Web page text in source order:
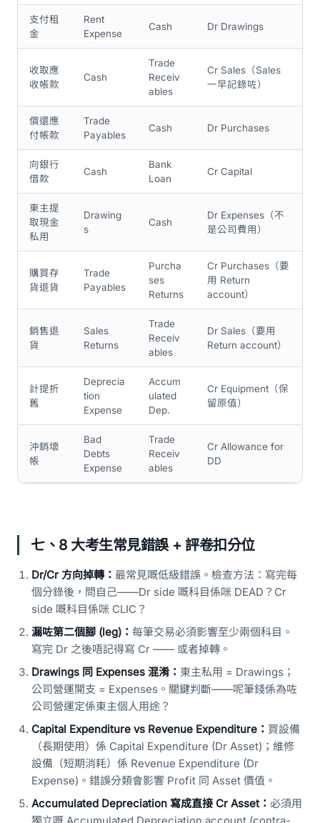
支付租
金
Rent
Expense
Cash Dr Drawings
收取應
收帳款
Cash
Trade
Receiv
ables
Cr Sales（Sales
一早記錄咗）
償還應
付帳款
Trade
Payables
Cash Dr Purchases
向銀行
借款
Cash
Bank
Loan
Cr Capital
東主提
取現金
私用
Drawing
s
Cash
Dr Expenses（不
是公司費用）
購買存
貨退貨
Trade
Payables
Purcha
ses
Returns
Cr Purchases（要
用 Return
account）
銷售退
貨
Sales
Returns
Trade
Receiv
ables
Dr Sales（要用
Return account）
計提折
舊
Deprecia
tion
Expense
Accum
ulated
Dep.
Cr Equipment（保
留原值）
沖銷壞
帳
Bad
Debts
Expense
Trade
Receiv
ables
Cr Allowance for
DD
七、8 大考生常見錯誤 + 評卷扣分位
Dr/Cr 方向掉轉： 最常見嘅低級錯誤。檢查方法：寫完每
個分錄後，問自己——Dr side 嘅科目係咪 DEAD？Cr
side 嘅科目係咪 CLIC？
漏咗第二個腳 (leg)： 每筆交易必須影響至少兩個科目。
寫完 Dr 之後唔記得寫 Cr —— 或者掉轉。
Drawings 同 Expenses 混淆： 東主私用 = Drawings；
公司營運開支 = Expenses。關鍵判斷——呢筆錢係為咗
公司營運定係東主個人用途？
Capital Expenditure vs Revenue Expenditure： 買設備
（長期使用）係 Capital Expenditure (Dr Asset)；維修
設備（短期消耗）係 Revenue Expenditure (Dr
Expense)。錯誤分類會影響 Profit 同 Asset 價值。
Accumulated Depreciation 寫成直接 Cr Asset： 必須用